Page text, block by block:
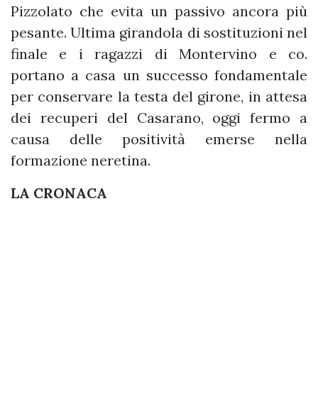
Pizzolato che evita un passivo ancora più
pesante. Ultima girandola di sostituzioni nel
finale e i ragazzi di Montervino e co.
portano a casa un successo fondamentale
per conservare la testa del girone, in attesa
dei recuperi del Casarano, oggi fermo a
causa delle positività emerse nella
formazione neretina.
LA CRONACA